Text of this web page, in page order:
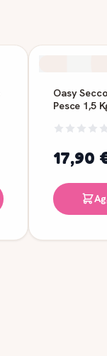
Oasy
Pesce 1,5
17,90